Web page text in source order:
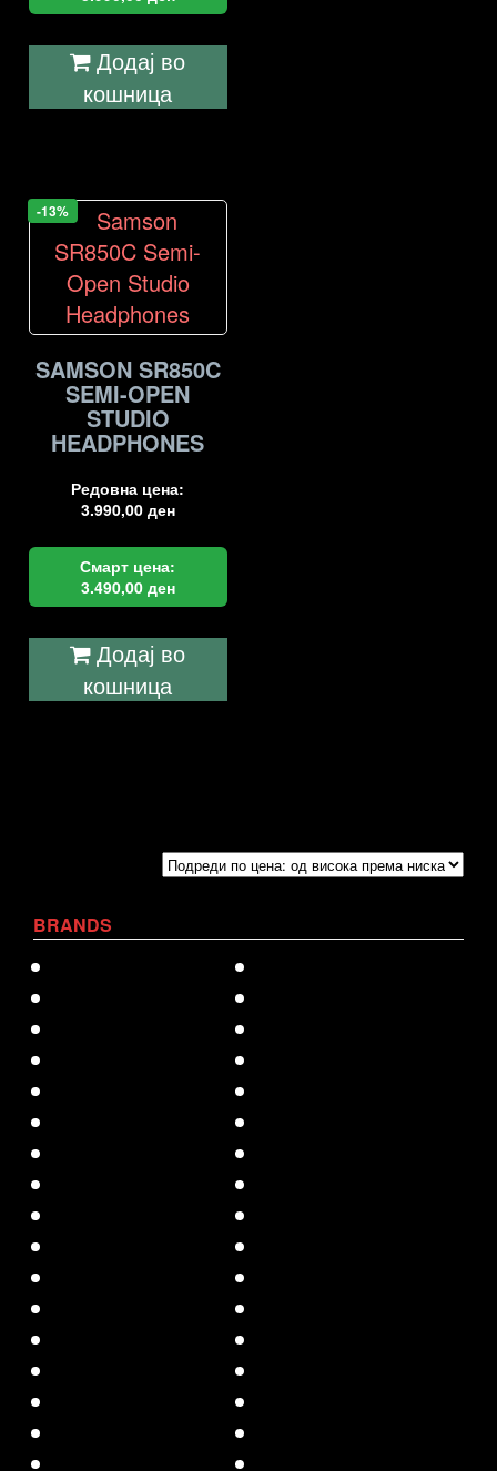
Додај во
кошница
-13%
SAMSON SR850C
SEMI-OPEN
STUDIO
HEADPHONES
Редовна цена:
3.990,00 ден
Смарт цена:
3.490,00 ден
Додај во
кошница
BRANDS